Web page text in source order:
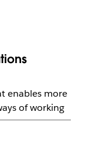
enables more
of working